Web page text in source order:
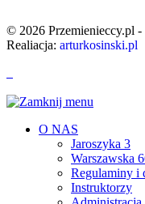
© 2026 Przemienieccy.pl -
Realiacja: arturkosinski.pl
O NAS
Jaroszyka 3
Warszawska
Regulaminy i
Instruktorzy